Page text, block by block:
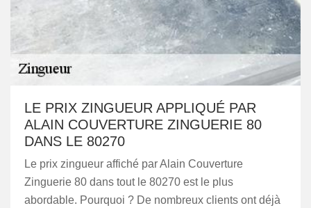
LE PRIX ZINGUEUR APPLIQUÉ PAR
ALAIN COUVERTURE ZINGUERIE 80
DANS LE 80270
Le prix zingueur affiché par Alain Couverture
Zinguerie 80 dans tout le 80270 est le plus
abordable. Pourquoi ? De nombreux clients ont déjà